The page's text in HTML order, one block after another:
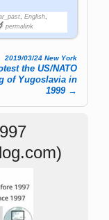
,English
permalink
2019/03/24 New York
the US/NATO
of Yugoslavia in
1999 →